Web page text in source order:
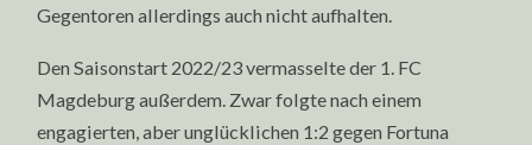
Gegentoren allerdings auch nicht aufhalten.
Den Saisonstart 2022/23 vermasselte der 1. FC
Magdeburg außerdem. Zwar folgte nach einem
engagierten, aber unglücklichen 1:2 gegen Fortuna